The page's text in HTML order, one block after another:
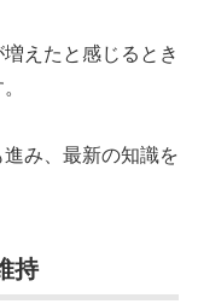
えたと感じるとき
み、最新の知識を
持